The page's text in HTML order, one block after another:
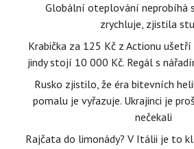
Globální oteplování neprobíhá
zrychluje, zjistila
Krabička za 125 Kč z Actionu
jindy stojí 10 000 Kč. Regál s
Rusko zjistilo, že éra bitevních
pomalu je vyřazuje. Ukrajinci je
nečekali
Rajčata do limonády? V Itálii je to